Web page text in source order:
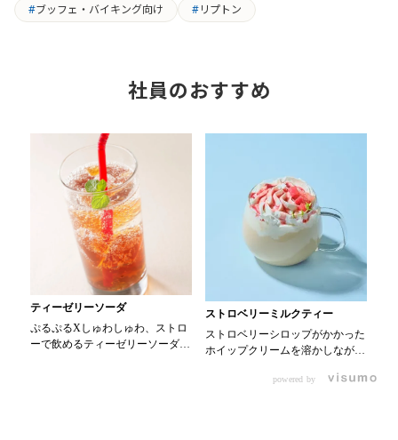
ブッフェ・バイキング向け
リプトン
社員のおすすめ
ティーゼリーソーダ
ぷるぷるXしゅわしゅわ、ストロ
ーで飲めるティーゼリーソーダ
ストロベリーミルクティー
ストロベリーシロップがかかった
ホイップクリームを溶かしながら
バッグ 1pc （0000352471 KEY
powered by